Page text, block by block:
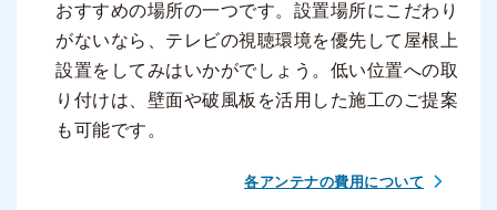
おすすめの場所の一つです。設置場所にこだわり
がないなら、テレビの視聴環境を優先して屋根上
設置をしてみはいかがでしょう。低い位置への取
り付けは、壁面や破風板を活用した施工のご提案
も可能です。
各アンテナの費用について